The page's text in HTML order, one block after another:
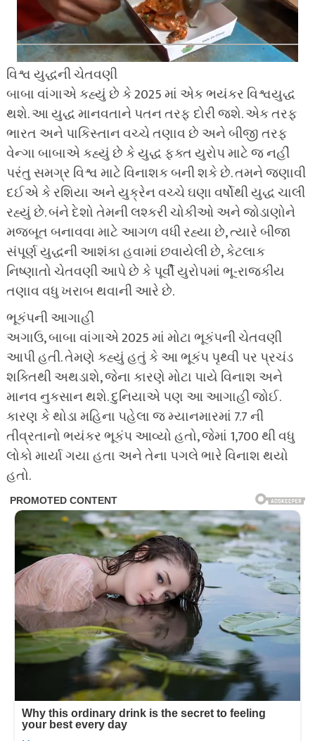
વિશ્વ યુદ્ધની ચેતવણી
બાબા વાંગાએ કહ્યું છે કે 2025 માં એક ભયંકર વિશ્વયુદ્ધ
થશે. આ યુદ્ધ માનવતાને પતન તરફ દોરી જશે. એક તરફ
ભારત અને પાકિસ્તાન વચ્ચે તણાવ છે અને બીજી તરફ
વેન્ગા બાબાએ કહ્યું છે કે યુદ્ધ ફક્ત યુરોપ માટે જ નહીં
પરંતુ સમગ્ર વિશ્વ માટે વિનાશક બની શકે છે. તમને જણાવી
દઈએ કે રશિયા અને યુક્રેન વચ્ચે ઘણા વર્ષોથી યુદ્ધ ચાલી
રહ્યું છે. બંને દેશો તેમની લશ્કરી ચોકીઓ અને જોડાણોને
મજબૂત બનાવવા માટે આગળ વધી રહ્યા છે, ત્યારે બીજા
સંપૂર્ણ યુદ્ધની આશંકા હવામાં છવાયેલી છે, કેટલાક
નિષ્ણાતો ચેતવણી આપે છે કે પૂર્વી યુરોપમાં ભૂ-રાજકીય
તણાવ વધુ ખરાબ થવાની આરે છે.
ભૂકંપની આગાહી
અગાઉ, બાબા વાંગાએ 2025 માં મોટા ભૂકંપની ચેતવણી
આપી હતી. તેમણે કહ્યું હતું કે આ ભૂકંપ પૃથ્વી પર પ્રચંડ
શક્તિથી અથડાશે, જેના કારણે મોટા પાયે વિનાશ અને
માનવ નુકસાન થશે. દુનિયાએ પણ આ આગાહી જોઈ.
કારણ કે થોડા મહિના પહેલા જ મ્યાનમારમાં 7.7 ની
તીવ્રતાનો ભયંકર ભૂકંપ આવ્યો હતો, જેમાં 1,700 થી વધુ
લોકો માર્યા ગયા હતા અને તેના પગલે ભારે વિનાશ થયો
હતો.